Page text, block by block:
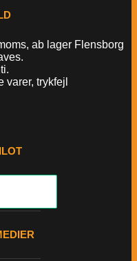
ab lager Flensborg
varer, trykfejl